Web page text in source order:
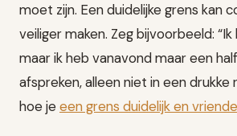
moet zijn. Een duidelijke grens kan
veiliger maken. Zeg bijvoorbeeld:
maar ik heb vanavond maar een
afspreken, alleen niet in een drukke
hoe jeeen grens duidelijk en